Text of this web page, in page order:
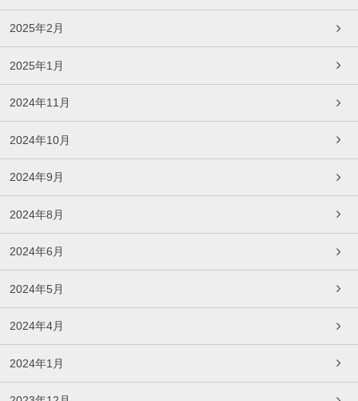
2025年2月
2025年1月
2024年11月
2024年10月
2024年9月
2024年8月
2024年6月
2024年5月
2024年4月
2024年1月